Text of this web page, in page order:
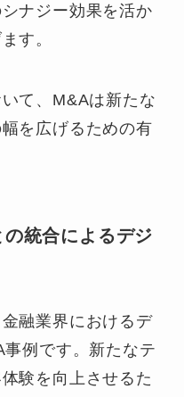
ナジー効果を活か
す。
て、M&Aは新たな
を広げるための有
統合によるデジ
融業界におけるデ
例です。新たなテ
験を向上させるた